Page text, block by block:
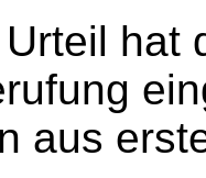
hat
aus